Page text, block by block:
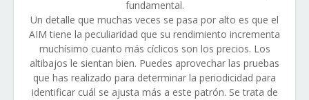
fundamental.
Un detalle que muchas veces se pasa por alto es que el
AIM tiene la peculiaridad que su rendimiento incrementa
muchísimo cuanto más cíclicos son los precios. Los
altibajos le sientan bien. Puedes aprovechar las pruebas
que has realizado para determinar la periodicidad para
identificar cuál se ajusta más a este patrón. Se trata de